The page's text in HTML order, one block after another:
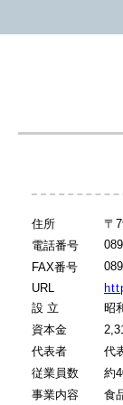
住所
〒
電話番号
FAX番号
URL
設 立
昭
資本金
代表者
代
従業員数
約
事業内容
食